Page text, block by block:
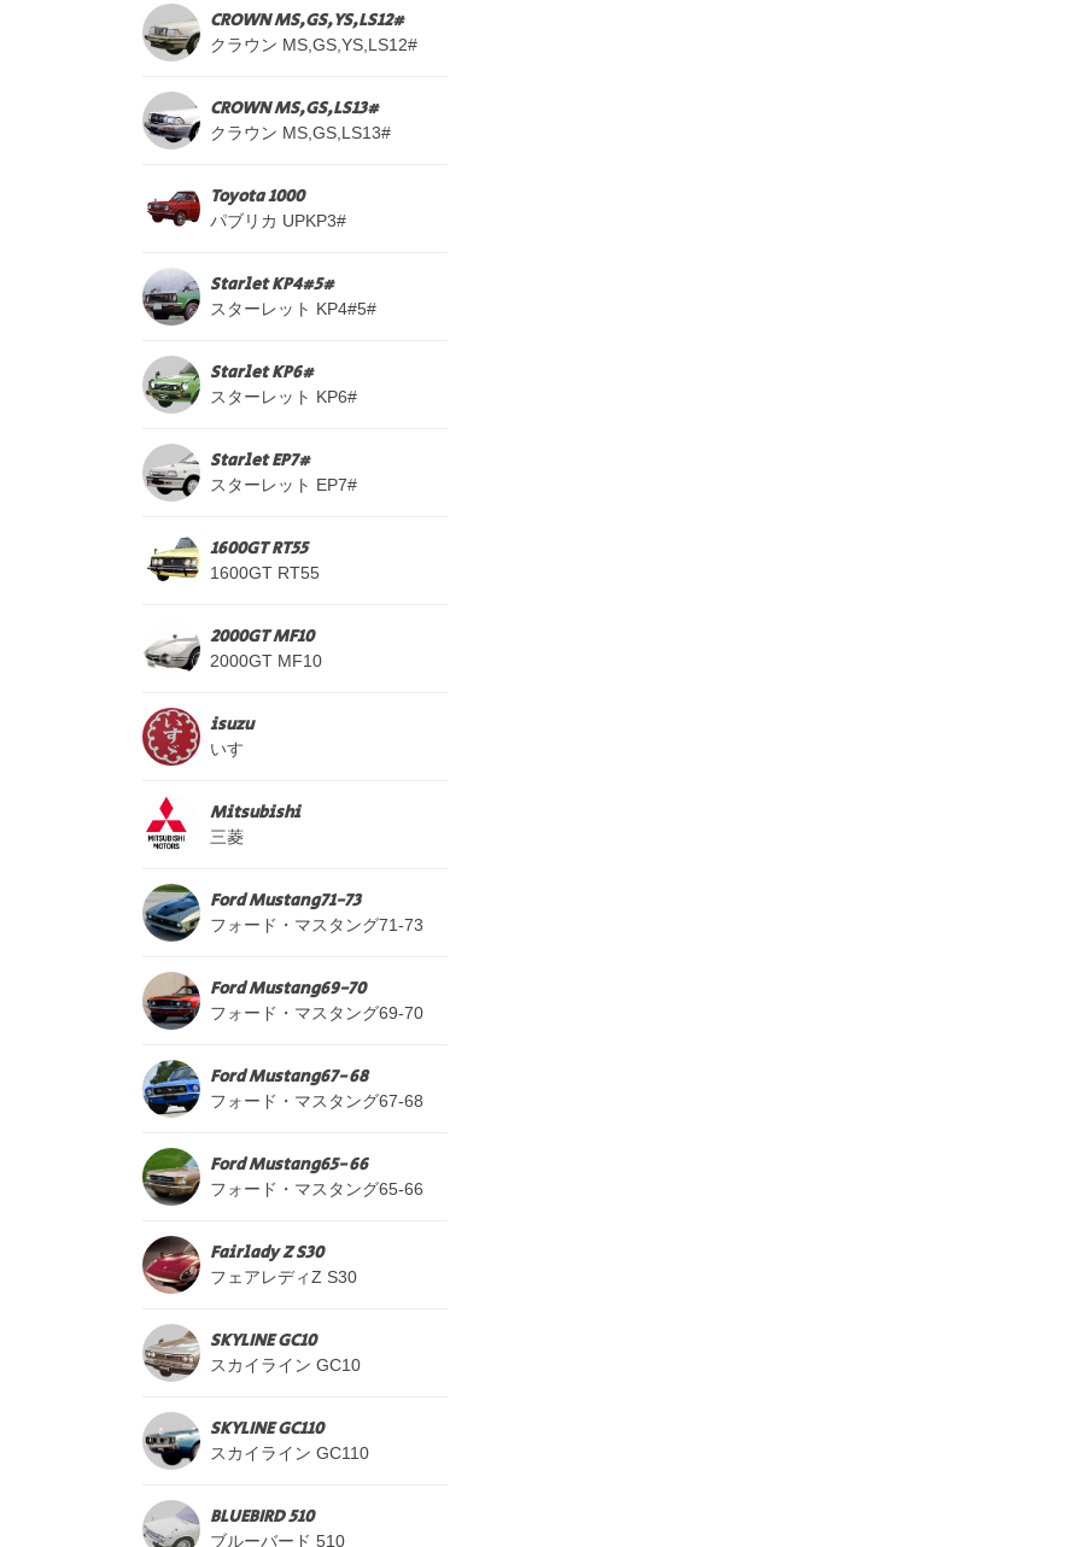
CROWN MS,GS,YS,LS12#
クラウン MS,GS,YS,LS12#
CROWN MS,GS,LS13#
クラウン MS,GS,LS13#
Toyota 1000
パブリカ UPKP3#
Starlet KP4#5#
スターレット KP4#5#
Starlet KP6#
スターレット KP6#
Starlet EP7#
スターレット EP7#
1600GT RT55
1600GT RT55
2000GT MF10
2000GT MF10
isuzu
いすゞ
Mitsubishi
三菱
Ford Mustang71-73
フォード・マスタング71-73
Ford Mustang69-70
フォード・マスタング69-70
Ford Mustang67-68
フォード・マスタング67-68
Ford Mustang65-66
フォード・マスタング65-66
Fairlady Z S30
フェアレディZ S30
SKYLINE GC10
スカイライン GC10
SKYLINE GC110
スカイライン GC110
BLUEBIRD 510
ブルーバード 510